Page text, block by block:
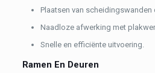
Plaatsen van
Naadloze afwerking met
Snelle en efficiënte uitvoering.
Ramen En Deuren